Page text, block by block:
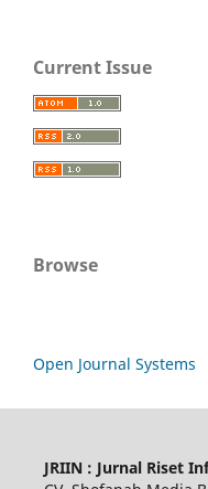
Current Issue
Browse
Open Journal Systems
JRIIN : Jurnal Riset